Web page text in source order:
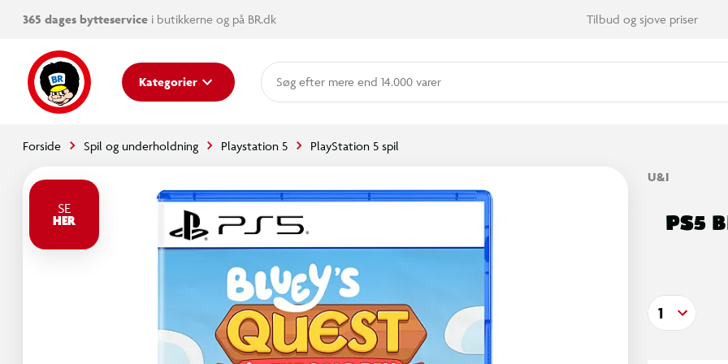
365 dages bytteservice i butikkerne og på BR.dk Tilbud og sjove priser
Kategorier mere end 14.000 varer
Forside Spil og underholdning Playstation 5 PlayStation 5 spil
SE
HER
U&I
PS5
1